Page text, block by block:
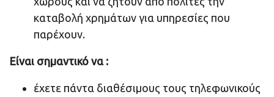
καταβολή χρημάτων για υπηρεσίες που
παρέχουν.
Είναι σημαντικό να :
έχετε πάντα διαθέσιμους τους τηλεφωνικούς